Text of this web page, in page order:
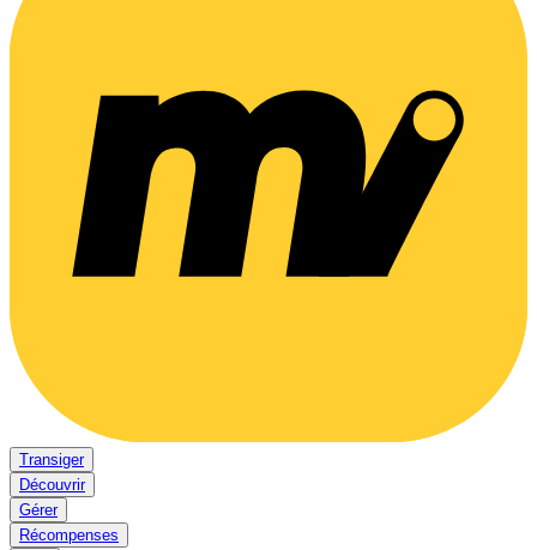
Transiger
Découvrir
Gérer
Récompenses